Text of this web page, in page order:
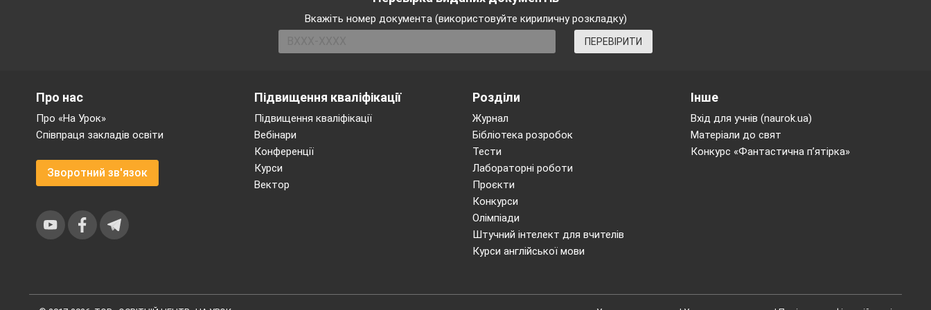
Вкажіть номер документа (використовуйте кириличну розкладку)
ПЕРЕВІРИТИ
Підвищення кваліфікації
Підвищення кваліфікації
Вебінари
Конференції
Курси
Вектор
Розділи
Журнал
Бібліотека розробок
Тести
Лабораторні роботи
Проєкти
Конкурси
Олімпіади
Штучний інтелект для вчителів
Курси англійської мови
Про нас
Про «На Урок»
Співпраця закладів освіти
Зворотний зв'язок
Інше
Вхід для учнів (naurok.ua)
Матеріали до свят
Конкурс «Фантастична п’ятірка»